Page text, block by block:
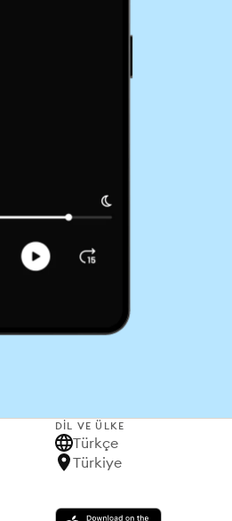
DIL VE ÜLKE
Türkçe
Türkiye